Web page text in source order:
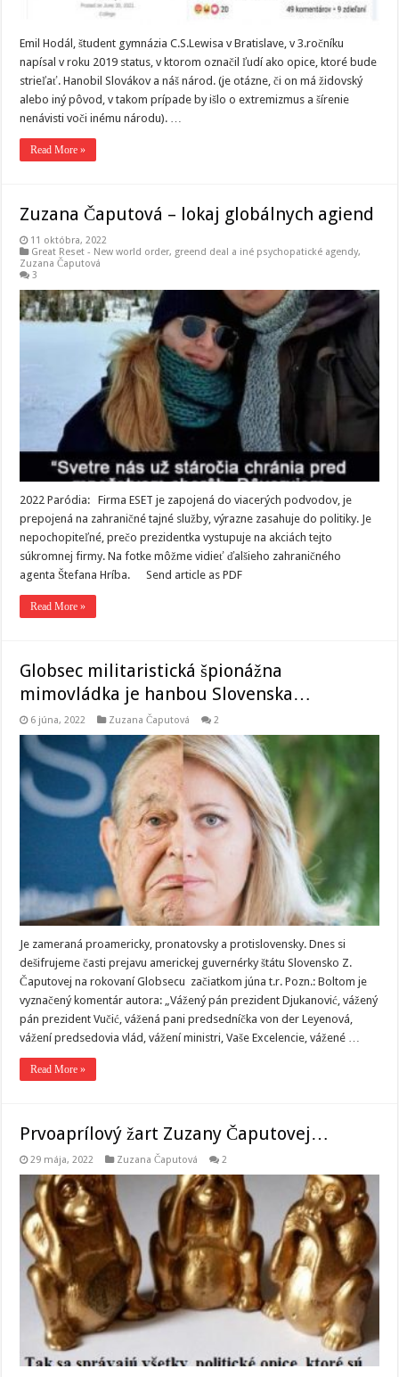
Emil Hodál, študent gymnázia C.S.Lewisa v Bratislave, v 3.ročníku
napísal v roku 2019 status, v ktorom označil ľudí ako opice, ktoré bude
strieľať. Hanobil Slovákov a náš národ. (je otázne, či on má židovský
alebo iný pôvod, v takom prípade by išlo o extremizmus a šírenie
nenávisti voči inému národu). …
Read More »
Zuzana Čaputová – lokaj globálnych agiend
11 októbra, 2022
Great Reset - New world order, greend deal a iné psychopatické agendy,
Zuzana Čaputová
3
2022 Paródia: Firma ESET je zapojená do viacerých podvodov, je
prepojená na zahraničné tajné služby, výrazne zasahuje do politiky. Je
nepochopiteľné, prečo prezidentka vystupuje na akciách tejto
súkromnej firmy. Na fotke môžme vidieť ďalšieho zahraničného
agenta Štefana Hríba. Send article as PDF
Read More »
Globsec militaristická špionážna
mimovládka je hanbou Slovenska…
6 júna, 2022 Zuzana Čaputová 2
Je zameraná proamericky, pronatovsky a protislovensky. Dnes si
dešifrujeme časti prejavu americkej guvernérky štátu Slovensko Z.
Čaputovej na rokovaní Globsecu začiatkom júna t.r. Pozn.: Boltom je
vyznačený komentár autora: „Vážený pán prezident Djukanović, vážený
pán prezident Vučić, vážená pani predsedníčka von der Leyenová,
vážení predsedovia vlád, vážení ministri, Vaše Excelencie, vážené …
Read More »
Prvoaprílový žart Zuzany Čaputovej…
29 mája, 2022 Zuzana Čaputová 2